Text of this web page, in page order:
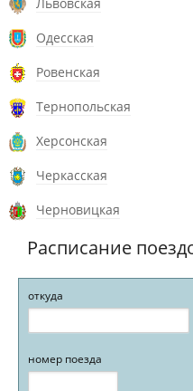
Одесская
Ровенская
Тернопольская
Херсонская
Черкасская
Черновицкая
Расписание
откуда
номер поезда